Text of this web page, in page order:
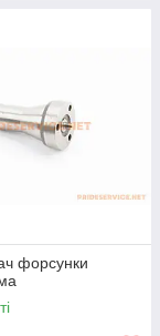
форсунки